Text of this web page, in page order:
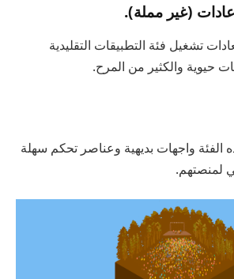
(غير مملة).
تشغيل فئة التطبيقات التقليدية
حيوية والكثير من المرح.
الفئة واجهات بديهية وعناصر تحكم سهلة
لمنصتهم.